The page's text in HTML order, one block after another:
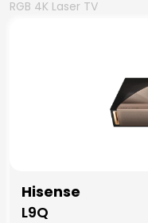
RGB 4K Laser TV
Hisense
L9Q